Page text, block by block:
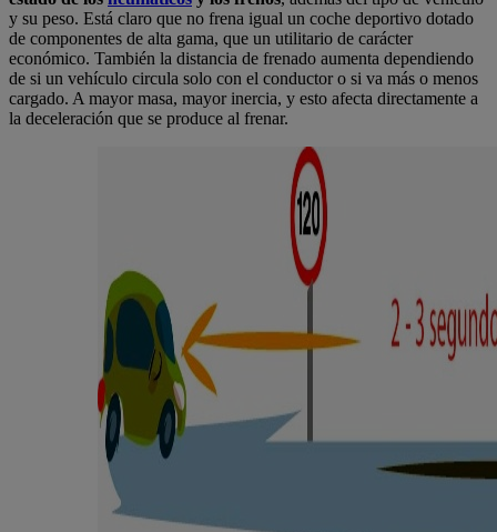
y su peso. Está claro que no frena igual un coche deportivo dotado
de componentes de alta gama, que un utilitario de carácter
económico. También la distancia de frenado aumenta dependiendo
de si un vehículo circula solo con el conductor o si va más o menos
cargado. A mayor masa, mayor inercia, y esto afecta directamente a
la deceleración que se produce al frenar.